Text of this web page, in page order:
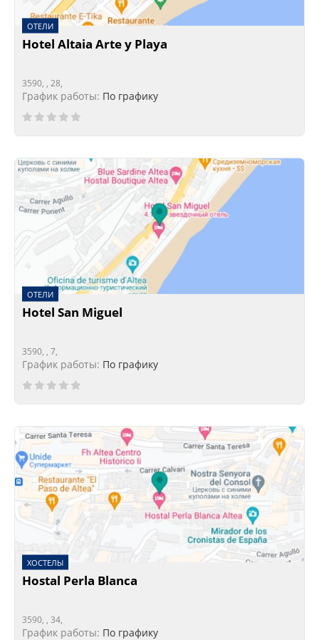
ОТЕЛИ
Hotel Altaia Arte y Playa
3590, , 28,
График работы: По графику
ОТЕЛИ
Hotel San Miguel
3590, , 7,
График работы: По графику
ХОСТЕЛЫ
Hostal Perla Blanca
3590, , 34,
График работы: По графику